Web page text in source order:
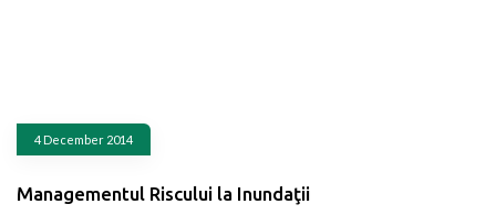
4 December 2014
Managementul Riscului la Inundaţii